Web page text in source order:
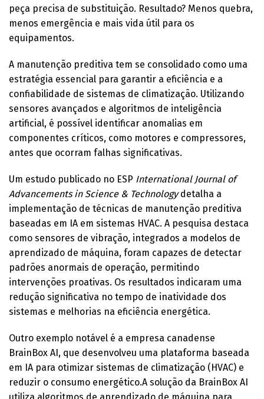
peça precisa de substituição. Resultado? Menos quebra,
menos emergência e mais vida útil para os
equipamentos.
A manutenção preditiva tem se consolidado como uma
estratégia essencial para garantir a eficiência e a
confiabilidade de sistemas de climatização. Utilizando
sensores avançados e algoritmos de inteligência
artificial, é possível identificar anomalias em
componentes críticos, como motores e compressores,
antes que ocorram falhas significativas.
Um estudo publicado no ESP International Journal of
Advancements in Science & Technologydetalha a
implementação de técnicas de manutenção preditiva
baseadas em IA em sistemas HVAC. A pesquisa destaca
como sensores de vibração, integrados a modelos de
aprendizado de máquina, foram capazes de detectar
padrões anormais de operação, permitindo
intervenções proativas. Os resultados indicaram uma
redução significativa no tempo de inatividade dos
sistemas e melhorias na eficiência energética.
Outro exemplo notável é a empresa canadense
BrainBox AI, que desenvolveu uma plataforma baseada
em IA para otimizar sistemas de climatização (HVAC) e
reduzir o consumo energético.A solução da BrainBox AI